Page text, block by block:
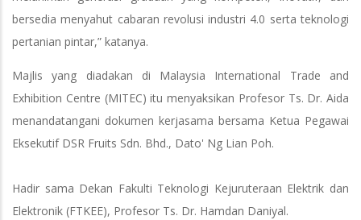
bersedia menyahut cabaran revolusi industri 4.0 serta teknologi
pertanian pintar,” katanya.
Majlis yang diadakan di Malaysia International Trade and
Exhibition Centre (MITEC) itu menyaksikan Profesor Ts. Dr. Aida
menandatangani dokumen kerjasama bersama Ketua Pegawai
Eksekutif DSR Fruits Sdn. Bhd., Dato' Ng Lian Poh.
Hadir sama Dekan Fakulti Teknologi Kejuruteraan Elektrik dan
Elektronik (FTKEE), Profesor Ts. Dr. Hamdan Daniyal.